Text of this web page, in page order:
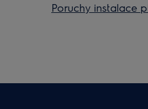
Poruchy instalace